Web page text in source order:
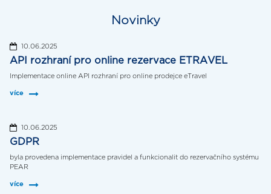
Novinky
10.06.2025
API rozhraní pro online rezervace ETRAVEL
Implementace online API rozhraní pro online prodejce eTravel
více
10.06.2025
GDPR
byla provedena implementace pravidel a funkcionalit do rezervačního systému
PEAR
více